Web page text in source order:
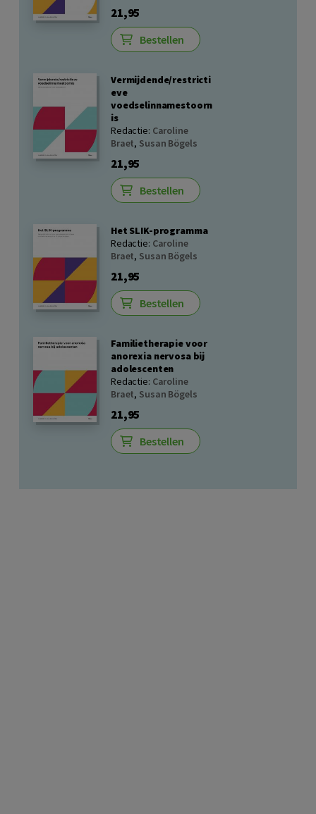
21,95
Bestellen
Vermijdende/restricti
eve
voedselinnamestoorn
is
Redactie: Caroline
Braet, Susan Bögels
21,95
Bestellen
Het SLIK-programma
Redactie: Caroline
Braet, Susan Bögels
21,95
Bestellen
Familietherapie voor
anorexia nervosa bij
adolescenten
Redactie: Caroline
Braet, Susan Bögels
21,95
Bestellen